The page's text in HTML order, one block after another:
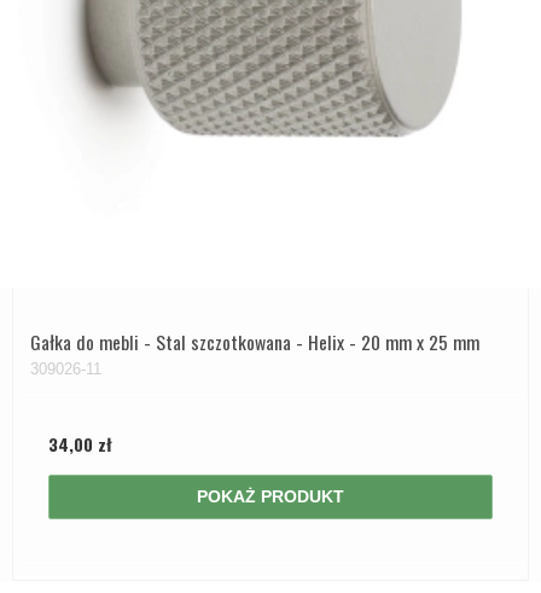
Gałka do mebli - Stal szczotkowana - Helix - 20 mm x 25 mm
309026-11
34,00 zł
POKAŻ PRODUKT